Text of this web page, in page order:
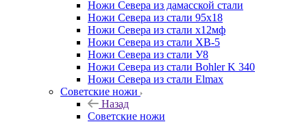
Ножи Севера из дамасской стали
Ножи Севера из стали 95х18
Ножи Севера из стали х12мф
Ножи Севера из стали ХВ-5
Ножи Севера из стали У8
Ножи Севера из стали Bohler K 340
Ножи Севера из стали Elmax
Советские ножи
Назад
Советские ножи